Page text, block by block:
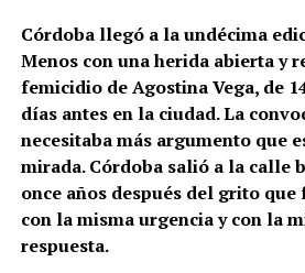
Córdoba llegó a la undécima
Menos con una herida abierta y
femicidio de Agostina Vega, de
días antes en la ciudad. La
necesitaba más argumento que
mirada. Córdoba salió a la calle
once años después del grito que
con la misma urgencia y con la
respuesta.